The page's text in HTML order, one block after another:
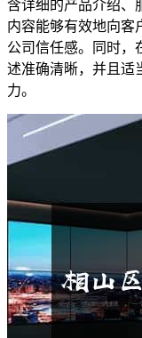
含详细的产品介绍、
内容能够有效地向客
公司信任感。同时，
述准确清晰，并且适
力。